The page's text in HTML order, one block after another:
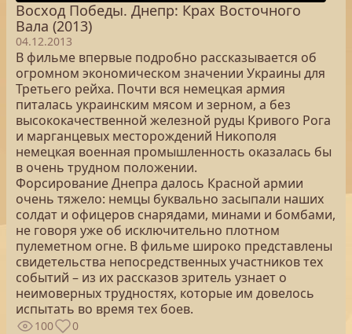
Восход Победы. Днепр: Крах Восточного
Вала (2013)
04.12.2013
В фильме впервые подробно рассказывается об
огромном экономическом значении Украины для
Третьего рейха. Почти вся немецкая армия
питалась украинским мясом и зерном, а без
высококачественной железной руды Кривого Рога
и марганцевых месторождений Никополя
немецкая военная промышленность оказалась бы
в очень трудном положении.
Форсирование Днепра далось Красной армии
очень тяжело: немцы буквально засыпали наших
солдат и офицеров снарядами, минами и бомбами,
не говоря уже об исключительно плотном
пулеметном огне. В фильме широко представлены
свидетельства непосредственных участников тех
событий – из их рассказов зритель узнает о
неимоверных трудностях, которые им довелось
испытать во время тех боев.
100 0